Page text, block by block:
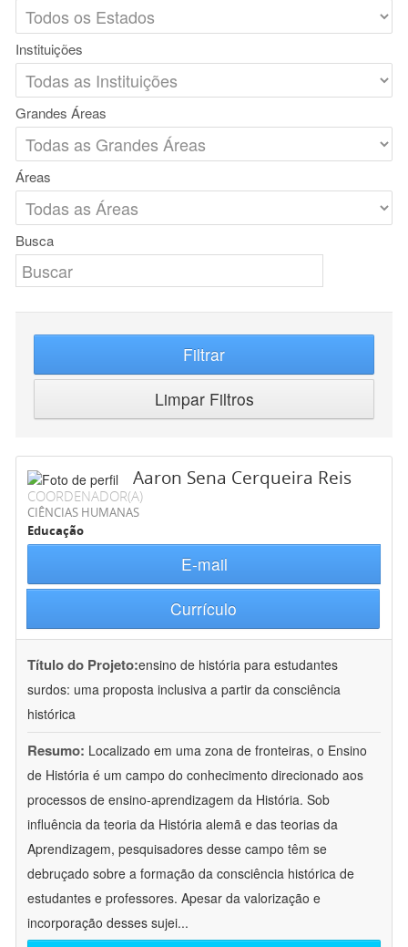
Instituições
Grandes Áreas
Áreas
Busca
Filtrar
Limpar Filtros
Aaron Sena Cerqueira Reis
COORDENADOR(A)
CIÊNCIAS HUMANAS
Educação
E-mail
Currículo
Título do Projeto:ensino de história para estudantes
surdos: uma proposta inclusiva a partir da consciência
histórica
Resumo: Localizado em uma zona de fronteiras, o Ensino
de História é um campo do conhecimento direcionado aos
processos de ensino-aprendizagem da História. Sob
influência da teoria da História alemã e das teorias da
Aprendizagem, pesquisadores desse campo têm se
debruçado sobre a formação da consciência histórica de
estudantes e professores. Apesar da valorização e
incorporação desses sujei...